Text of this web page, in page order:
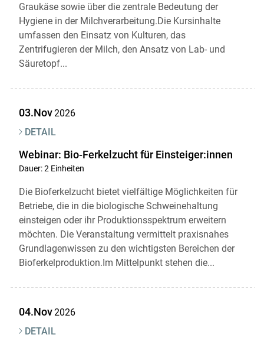
Graukäse sowie über die zentrale Bedeutung der
Hygiene in der Milchverarbeitung.Die Kursinhalte
umfassen den Einsatz von Kulturen, das
Zentrifugieren der Milch, den Ansatz von Lab- und
Säuretopf...
03.Nov2026
DETAIL
Webinar: Bio-Ferkelzucht für Einsteiger:innen
Dauer: 2 Einheiten
Die Bioferkelzucht bietet vielfältige Möglichkeiten für
Betriebe, die in die biologische Schweinehaltung
einsteigen oder ihr Produktionsspektrum erweitern
möchten. Die Veranstaltung vermittelt praxisnahes
Grundlagenwissen zu den wichtigsten Bereichen der
Bioferkelproduktion.Im Mittelpunkt stehen die...
04.Nov2026
DETAIL